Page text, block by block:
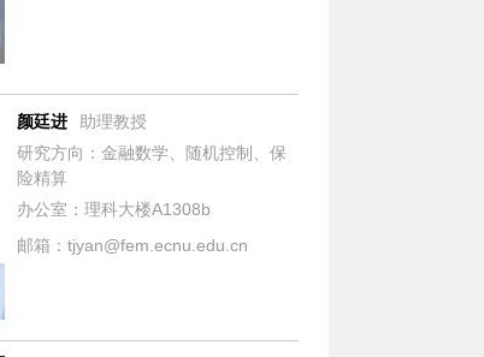
颜廷进
助理教授
研究方向：金融数学、随机控制、保
险精算
办公室：理科大楼A1308b
邮箱：tjyan@fem.ecnu.edu.cn